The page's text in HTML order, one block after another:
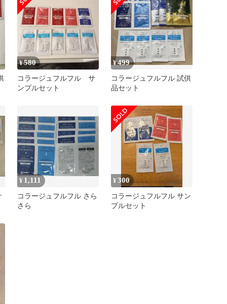
¥580
コラージュフルフル サ
ンプルセット
¥499
コラージュフルフル 試供
品セット
¥ 1,111
コラージュフルフル さら
さら
¥300
コラージュフルフル サン
プルセット